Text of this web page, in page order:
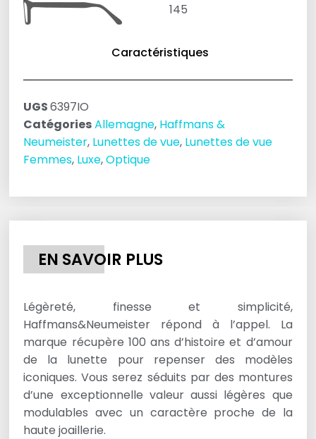
145
Caractéristiques
UGS6397IO
CatégoriesAllemagne, Haffmans &
Neumeister, Lunettes de vue, Lunettes de vue
Femmes, Luxe,Optique
EN SAVOIR PLUS
Légèreté, finesse et simplicité,
Haffmans&Neumeister répond à l’appel. La
marque récupère 100 ans d’histoire et d’amour
de la lunette pour repenser des modèles
iconiques. Vous serez séduits par des montures
d’une exceptionnelle valeur aussi légères que
modulables avec un caractère proche de la
haute joaillerie.